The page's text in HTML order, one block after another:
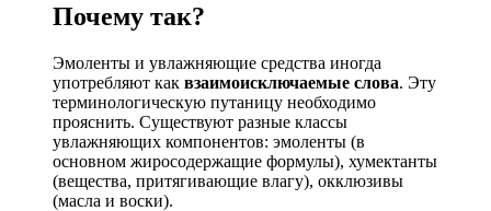
Почему так?
Эмоленты и увлажняющие средства иногда
употребляют как взаимоисключаемые слова. Эту
терминологическую путаницу необходимо
прояснить. Существуют разные классы
увлажняющих компонентов: эмоленты (в
основном жиросодержащие формулы), хумектанты
(вещества, притягивающие влагу), окклюзивы
(масла и воски).